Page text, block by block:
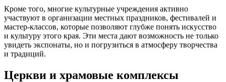
Кроме того, многие культурные учреждения активно
участвуют в организации местных праздников, фестивалей и
мастер-классов, которые позволяют глубже понять искусство
и культуру этого края. Эти места дают возможность не только
увидеть экспонаты, но и погрузиться в атмосферу творчества
и традиций.
Церкви и храмовые комплексы